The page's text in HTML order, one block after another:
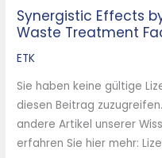
Synergistic Effects
Waste Treatment
ETK
Sie haben keine gültige
diesen Beitrag
andere Artikel unserer
erfahren Sie hier mehr:
Synergistic
Effects
by
and
Biological
Waste
Treatment